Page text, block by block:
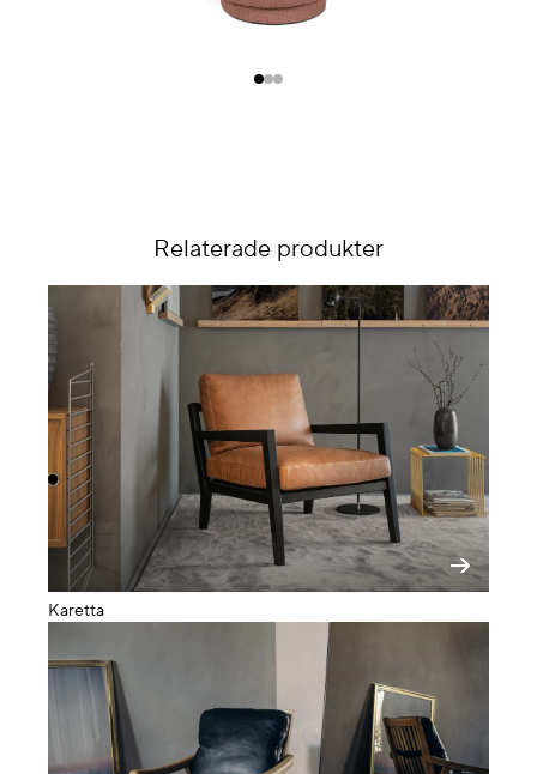
Relaterade produkter
Karetta